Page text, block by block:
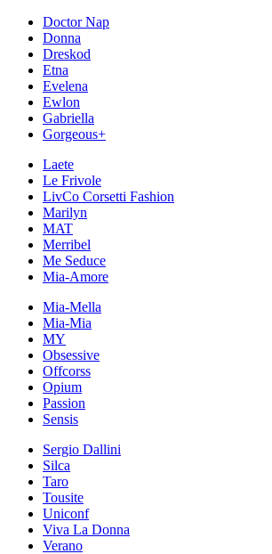
Doctor Nap
Donna
Dreskod
Etna
Evelena
Ewlon
Gabriella
Gorgeous+
Laete
Le Frivole
LivCo Corsetti Fashion
Marilyn
MAT
Merribel
Me Seduce
Mia-Amore
Mia-Mella
Mia-Mia
MY
Obsessive
Offcorss
Opium
Passion
Sensis
Sergio Dallini
Silca
Taro
Tousite
Uniconf
Viva La Donna
Verano